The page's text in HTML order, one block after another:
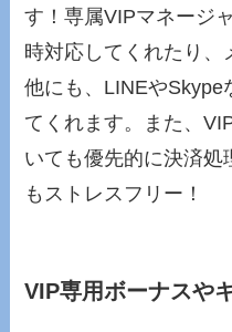
す！専属VIPマネージ
時対応してくれたり
他にも、LINEやSkype
てくれます。また、
いても優先的に決済処
もストレスフリー！
VIP専用ボーナスや